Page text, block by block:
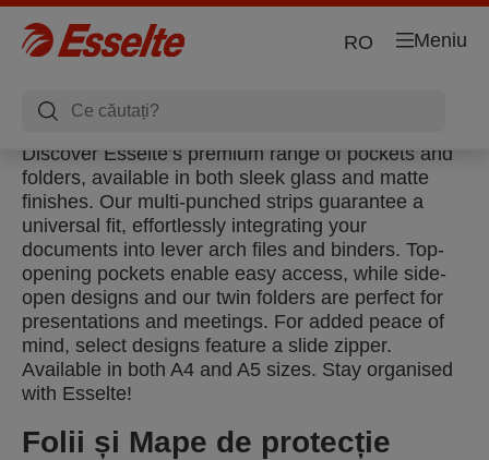
Meniu
RO
Discover Esselte’s premium range of pockets and
folders, available in both sleek glass and matte
finishes. Our multi-punched strips guarantee a
universal fit, effortlessly integrating your
documents into lever arch files and binders. Top-
opening pockets enable easy access, while side-
open designs and our twin folders are perfect for
presentations and meetings. For added peace of
mind, select designs feature a slide zipper.
Available in both A4 and A5 sizes. Stay organised
with Esselte!
Folii și Mape de protecție